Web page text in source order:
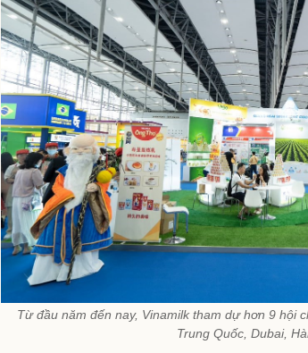
Từ đầu năm đến nay, Vinamilk tham dự hơn 9 hội
Trung Quốc, Dubai,